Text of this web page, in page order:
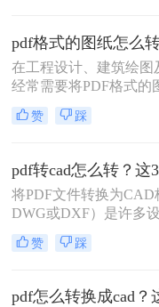
cad呢？本文将介绍几
实现这一转换。
在工程设计、建筑绘图
经常需要将PDF格式的
CAD（Computer-Aided
件，以便进行进一步的
cad呢？本文将介绍两
方法来实现这一目标。
赞 踩
将PDF文件转换为CAD
DWG或DXF）是许多
师日常工作中的一部分
cad怎么转呢？下面介
赞 踩